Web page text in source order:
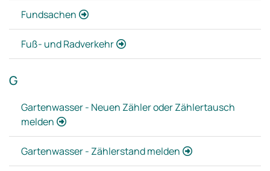
Fundsachen
Fuß- und Radverkehr
G
Gartenwasser - Neuen Zähler oder Zählertausch
melden
Gartenwasser - Zählerstand melden